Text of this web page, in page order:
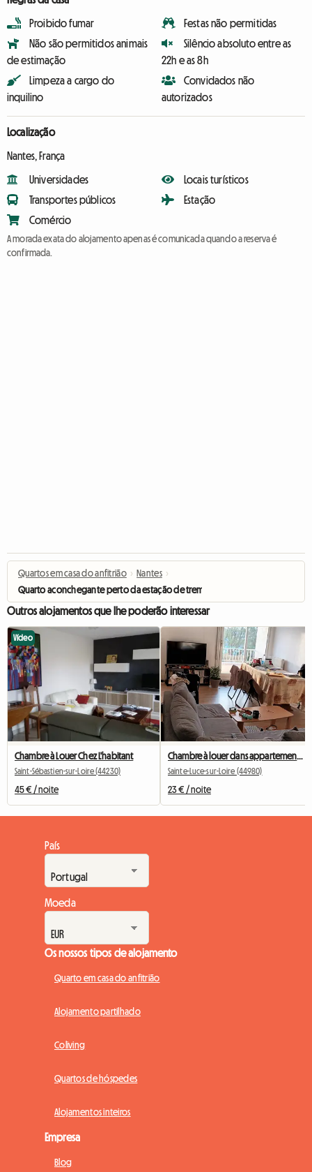
Proibido fumar
Não são permitidos animais
de estimação
Limpeza a cargo do
inquilino
Festas não permitidas
Silêncio absoluto entre as
22h e as 8h
Convidados não
autorizados
Localização
Nantes, França
Universidades
Transportes públicos
Comércio
Locais turísticos
Estação
A morada exata do alojamento apenas é comunicada quando a reserva é
confirmada.
Quartos em casa do anfitrião › Nantes ›
Quarto aconchegante perto da estação de trem (para uma noite ou mais)
Outros alojamentos que lhe poderão interessar
Vídeo
Chambre à Louer Chez L'habitant
Saint-Sébastien-sur-Loire (44230)
45 € / noite
Sainte-Luce-sur-Loire (44980)
23 € / noite
País
Moeda
Os nossos tipos de alojamento
Quarto em casa do anfitrião
Alojamento partilhado
Coliving
Quartos de hóspedes
Alojamentos inteiros
Empresa
Blog